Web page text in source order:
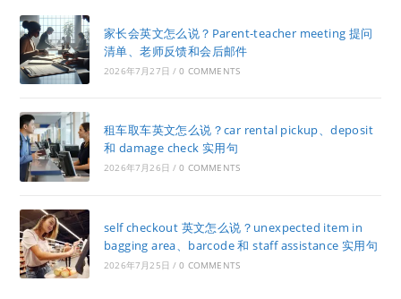
家长会英文怎么说？Parent-teacher meeting 提问
清单、老师反馈和会后邮件
2026年7月27日 / 0 COMMENTS
租车取车英文怎么说？car rental pickup、deposit
和 damage check 实用句
2026年7月26日 / 0 COMMENTS
self checkout 英文怎么说？unexpected item in
bagging area、barcode 和 staff assistance 实用句
2026年7月25日 / 0 COMMENTS